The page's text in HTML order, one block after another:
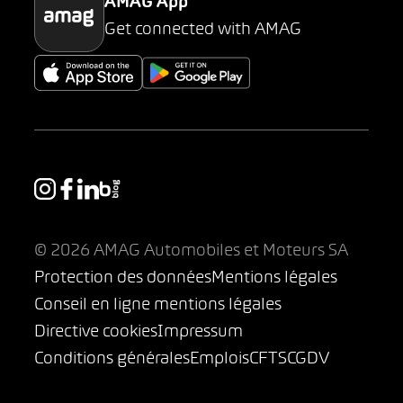
AMAG App
Get connected with AMAG
© 2026 AMAG Automobiles et Moteurs SA
Protection des donnéesMentions légales
Conseil en ligne mentions légales
Directive cookiesImpressum
Conditions généralesEmploisCFTSCGDV